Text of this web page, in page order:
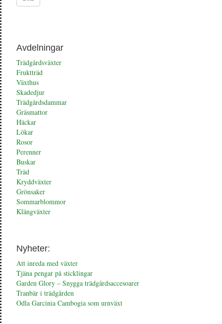
Avdelningar
Trädgårdsväxter
Fruktträd
Växthus
Skadedjur
Trädgårdsdammar
Gräsmattor
Häckar
Lökar
Rosor
Perenner
Buskar
Träd
Kryddväxter
Grönsaker
Sommarblommor
Klängväxter
Nyheter:
Att inreda med växter
Tjäna pengar på sticklingar
Garden Glory – Snygga trädgårdsaccesoarer
Tranbär i trädgården
Odla Garcinia Cambogia som urnväxt